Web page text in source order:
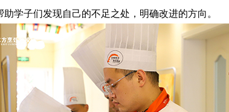
学子们发现自己的不足之处，明确改进的方向。